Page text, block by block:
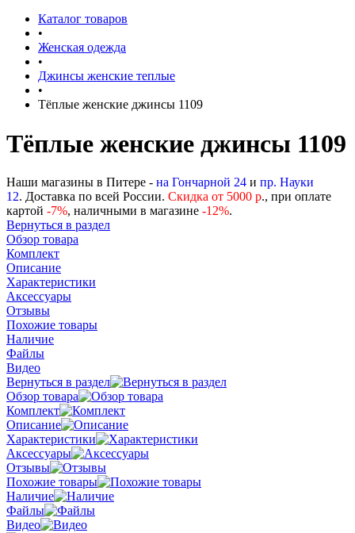
Каталог товаров
•
Женская одежда
•
Джинсы женские теплые
•
Тёплые женские джинсы 1109
Тёплые женские джинсы 1109
Наши магазины в Питере - на Гончарной 24 и пр. Науки
12. Доставка по всей России. Скидка от 5000 р., при оплате
картой -7%, наличными в магазине -12%.
Вернуться в раздел
Обзор товара
Комплект
Описание
Характеристики
Аксессуары
Отзывы
Похожие товары
Наличие
Файлы
Видео
Вернуться в раздел
Обзор товара
Комплект
Описание
Характеристики
Аксессуары
Отзывы
Похожие товары
Наличие
Файлы
Видео